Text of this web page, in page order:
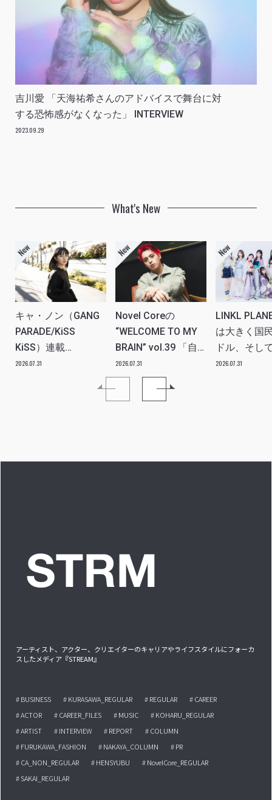
吉川愛 「天海祐希さんのアドバイスで舞台に対
する恐怖感がなくなった」 INTERVIEW
2023.09.29
What's New
キャ・ノン（GANG
PARADE/KiSS
KiSS）連載
vol.112「特別企画
2026.07.31
Novel Coreの
“WELCOME TO MY
BRAIN” vol.39 「自
分たちの世代のルー
ツ、カルチャーなど
2026.07.31
LINKL
は大きく国
ドル、そし
ツアー。い
2026.07.31
アーティスト、アクター、クリエイターのキャリアやライフスタイルにフォーカ
スしたメディア『STREAM』
# BUSINESS # KURASAWA_REGULAR # REGULAR
# CAREER
# ACTOR
# CAREER_FILES # MUSIC
# KOHARU_REGULAR
# ARTIST
# INTERVIEW # REPORT
# COLUMN
# FURUKAWA_FASHION
# NAKAYA_COLUMN
# PR
# CA_NON_REGULAR
# HENSYUBU
# NovelCore_REGULAR
# SAKAI_REGULAR